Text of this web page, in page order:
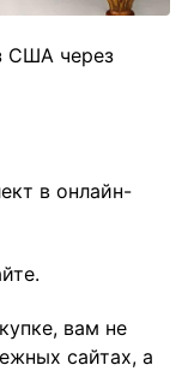
США через
в онлайн-
вам не
сайтах, а